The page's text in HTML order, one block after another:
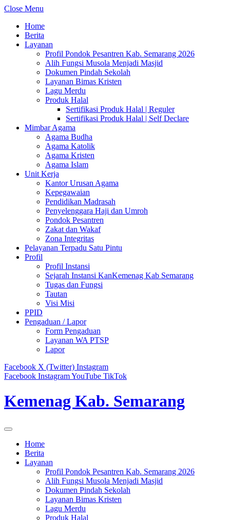
Close Menu
Home
Berita
Layanan
Profil Pondok Pesantren Kab. Semarang 2026
Alih Fungsi Musola Menjadi Masjid
Dokumen Pindah Sekolah
Layanan Bimas Kristen
Lagu Merdu
Produk Halal
Sertifikasi Produk Halal | Reguler
Sertifikasi Produk Halal | Self Declare
Mimbar Agama
Agama Budha
Agama Katolik
Agama Kristen
Agama Islam
Unit Kerja
Kantor Urusan Agama
Kepegawaian
Pendidikan Madrasah
Penyelenggara Haji dan Umroh
Pondok Pesantren
Zakat dan Wakaf
Zona Integritas
Pelayanan Terpadu Satu Pintu
Profil
Profil Instansi
Sejarah Instansi KanKemenag Kab Semarang
Tugas dan Fungsi
Tautan
Visi Misi
PPID
Pengaduan / Lapor
Form Pengaduan
Layanan WA PTSP
Lapor
Facebook X (Twitter) Instagram
Facebook InstagramYouTube TikTok
Kemenag Kab. Semarang
Home
Berita
Layanan
Profil Pondok Pesantren Kab. Semarang 2026
Alih Fungsi Musola Menjadi Masjid
Dokumen Pindah Sekolah
Layanan Bimas Kristen
Lagu Merdu
Produk Halal